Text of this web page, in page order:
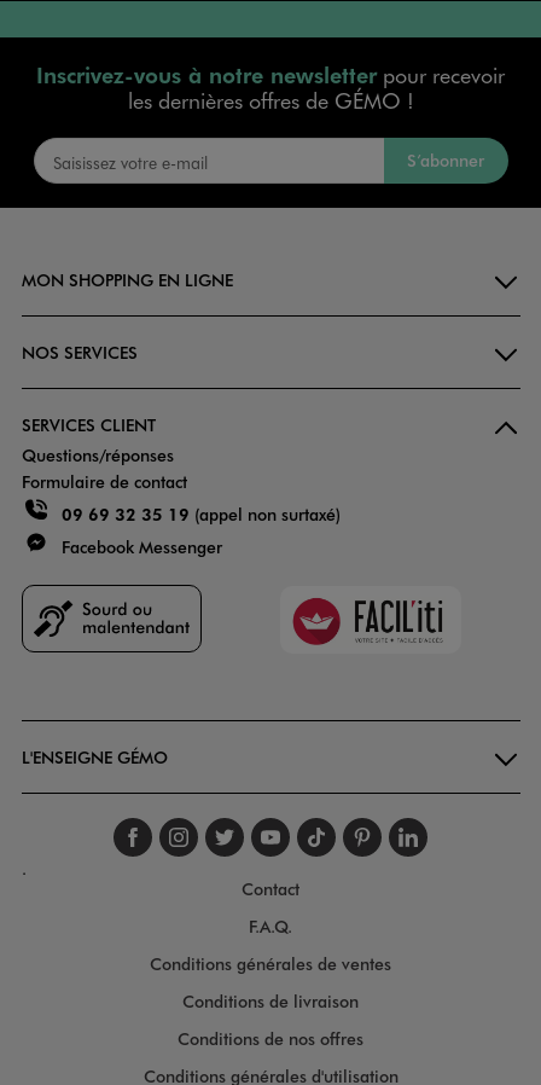
Inscrivez-vous à notre newsletterpour recevoir
les dernières offres de GÉMO !
S’abonner
MON SHOPPING EN LIGNE
NOS SERVICES
SERVICES CLIENT
Questions/réponses
Formulaire de contact
09 69 32 35 19 (appel non surtaxé)
Facebook Messenger
Faciliti
L'ENSEIGNE GÉMO
Suivez-nous sur
Suivez-nous sur
Suivez-nous sur
Suivez-nous
Suivez-nous
Suivez-
.
Contact
F.A.Q.
Conditions générales de ventes
Conditions de livraison
Conditions de nos offres
Conditions générales d'utilisation